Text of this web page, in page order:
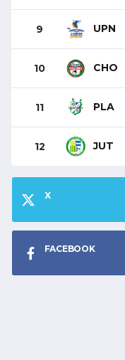
9 UPN
10 CHO
11 PLA
12 JUT
X
FACEBOOK